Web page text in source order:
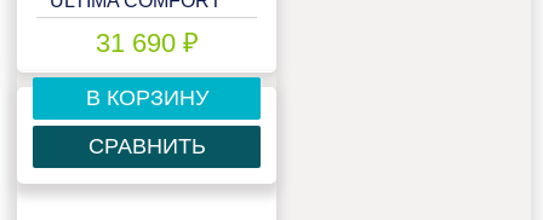
31 690 ₽
В КОРЗИНУ
СРАВНИТЬ